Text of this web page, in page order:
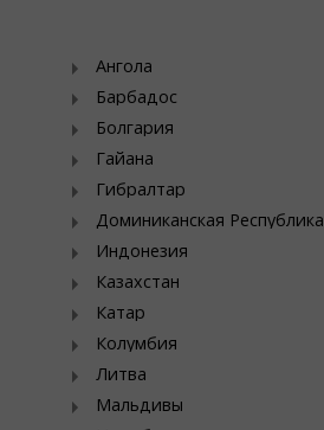
Ангола
Барбадос
Болгария
Гайана
Гибралтар
Доминиканская Республика
Индонезия
Казахстан
Катар
Колумбия
Литва
Мальдивы